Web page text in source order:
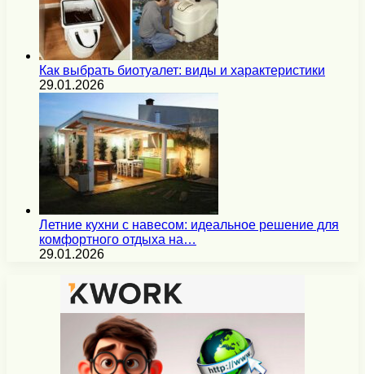
Как выбрать биотуалет: виды и характеристики
29.01.2026
Летние кухни с навесом: идеальное решение для
комфортного отдыха на…
29.01.2026